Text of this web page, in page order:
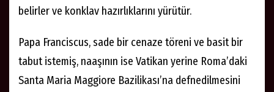
belirler ve konklav hazırlıklarını yürütür.
Papa Franciscus, sade bir cenaze töreni ve basit bir
tabut istemiş, naaşının ise Vatikan yerine Roma’daki
Santa Maria Maggiore Bazilikası’na defnedilmesini